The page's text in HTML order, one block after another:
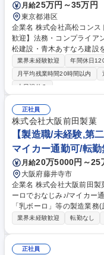
月給25万円～35万円
東京都港区
企業名 株式会社高松コンストラクショ
歓迎】法務・コンプライアンス部
松建設・青木あすなろ建設
ープにおける法務・コンプ
※未経験/第二新卒歓迎※＜下記
談対応（弁護士対応を含む
知的財産権取得および管
関するグループ会社に対す
広く法務関連業務を行って頂きます。 募集職種 【東
務・コンプライアンス部/
業界未経験歓迎 年間休日
月平均残業時間20時間以内
土日祝休み
正社員
株式会社大阪前田製菓
【製造職/未経験,第
マイカー通勤可/転
月給20万5000円～25
大阪府藤井寺市
企業名 株式会社大阪前田製菓 求人名 【製造職/未経験,第二新卒歓迎】
ーロでおなじみ♪/マイカー通勤可/転勤無 仕事の
「乳ボーロ」等の製造業
品)をチームで担当します
の生地セットをお任せしま
業界未経験歓迎 転勤なし
正社員